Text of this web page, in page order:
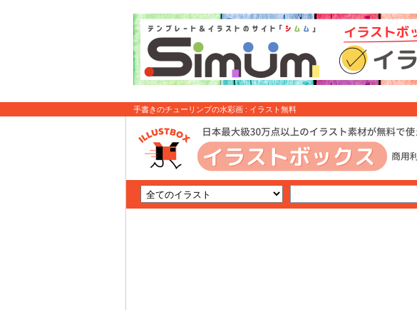
手書きのチューリンプの水彩画 : イラスト無料